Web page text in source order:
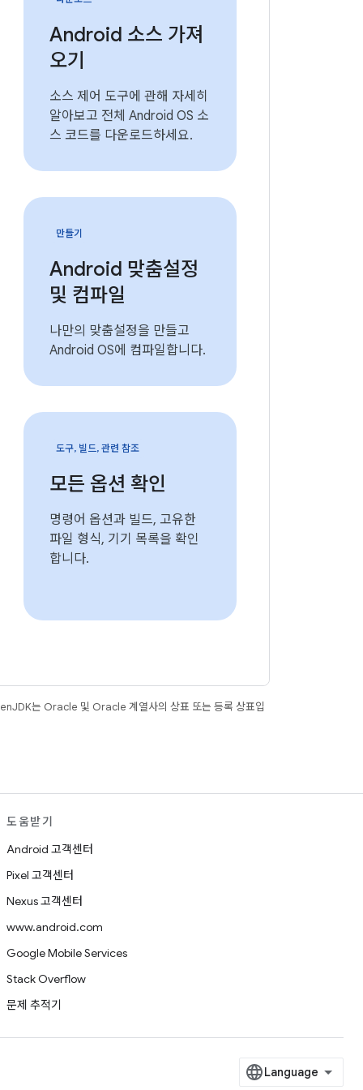
Android 소스 가져
오기
소스 제어 도구에 관해 자세히
알아보고 전체 Android OS 소
스 코드를 다운로드하세요.
만들기
Android 맞춤설정
및 컴파일
나만의 맞춤설정을 만들고
Android OS에 컴파일합니다.
도구, 빌드, 관련 참조
모든 옵션 확인
명령어 옵션과 빌드, 고유한
파일 형식, 기기 목록을 확인
합니다.
는 Oracle 및 Oracle 계열사의 상표 또는 등록 상표입
도움받기
Android 고객센터
Pixel 고객센터
Nexus 고객센터
www.android.com
Google Mobile Services
Stack Overflow
문제 추적기